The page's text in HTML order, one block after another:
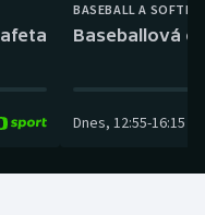
BASEBALL A
Baseballová
Dnes, 12:55-16:15